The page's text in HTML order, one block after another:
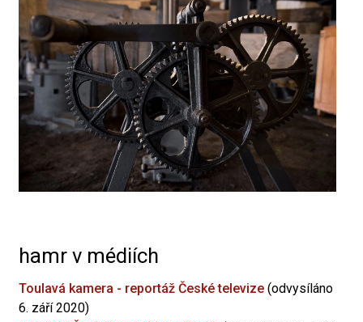
hamr v médiích
Toulavá kamera - reportáž České televize (odvysíláno
6. září 2020)